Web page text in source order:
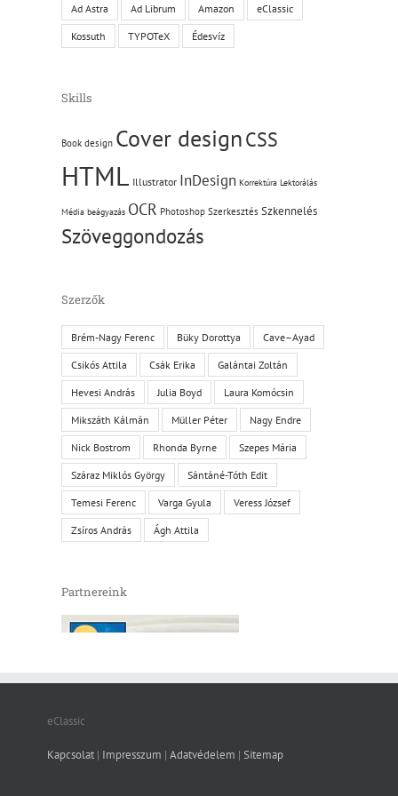
Ad Astra Ad Librum Amazon eClassic
Kossuth TYPOTeX Édesvíz
Skills
Book design Cover designCSS
HTML Illustrator InDesign Korrektúra Lektorálás
Média beágyazás OCR Photoshop Szerkesztés Szkennelés
Szöveggondozás
Szerzők
Brém-Nagy Ferenc Büky Dorottya Cave–Ayad
Csikós Attila Csák Erika Galántai Zoltán
Hevesi András Julia Boyd Laura Komócsin
Mikszáth Kálmán Müller Péter Nagy Endre
Nick Bostrom Rhonda Byrne Szepes Mária
Száraz Miklós György Sántáné-Tóth Edit
Temesi Ferenc Varga Gyula Veress József
Zsíros András Ágh Attila
Partnereink
eClassic
Kapcsolat| Impresszum | Adatvédelem | Sitemap